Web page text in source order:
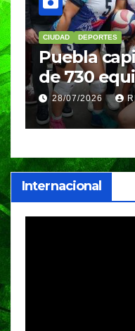
CIUDAD DEPORTES
Puebla
de 730
Festival
28/07/2026
Internacional